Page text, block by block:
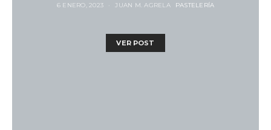
6 ENERO, 2023 JUAN M. AGRELA PASTELERÍA
VER POST